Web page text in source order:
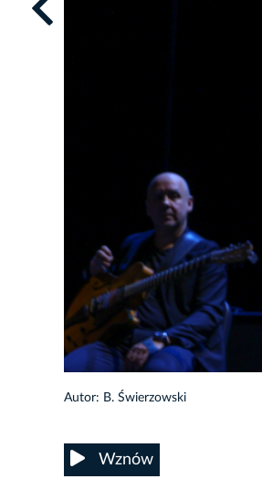
Autor: B. Świerzowski
Wznów